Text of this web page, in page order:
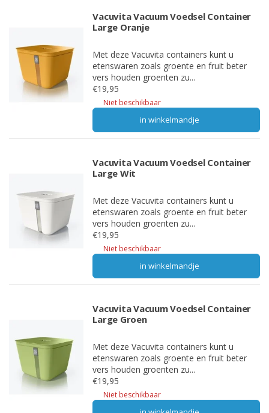
Vacuvita Vacuum Voedsel Container
Large Oranje
Met deze Vacuvita containers kunt u
etenswaren zoals groente en fruit beter
vers houden groenten zu...
€19,95
Niet beschikbaar
in winkelmandje
Vacuvita Vacuum Voedsel Container
Large Wit
Met deze Vacuvita containers kunt u
etenswaren zoals groente en fruit beter
vers houden groenten zu...
€19,95
Niet beschikbaar
in winkelmandje
Vacuvita Vacuum Voedsel Container
Large Groen
Met deze Vacuvita containers kunt u
etenswaren zoals groente en fruit beter
vers houden groenten zu...
€19,95
Niet beschikbaar